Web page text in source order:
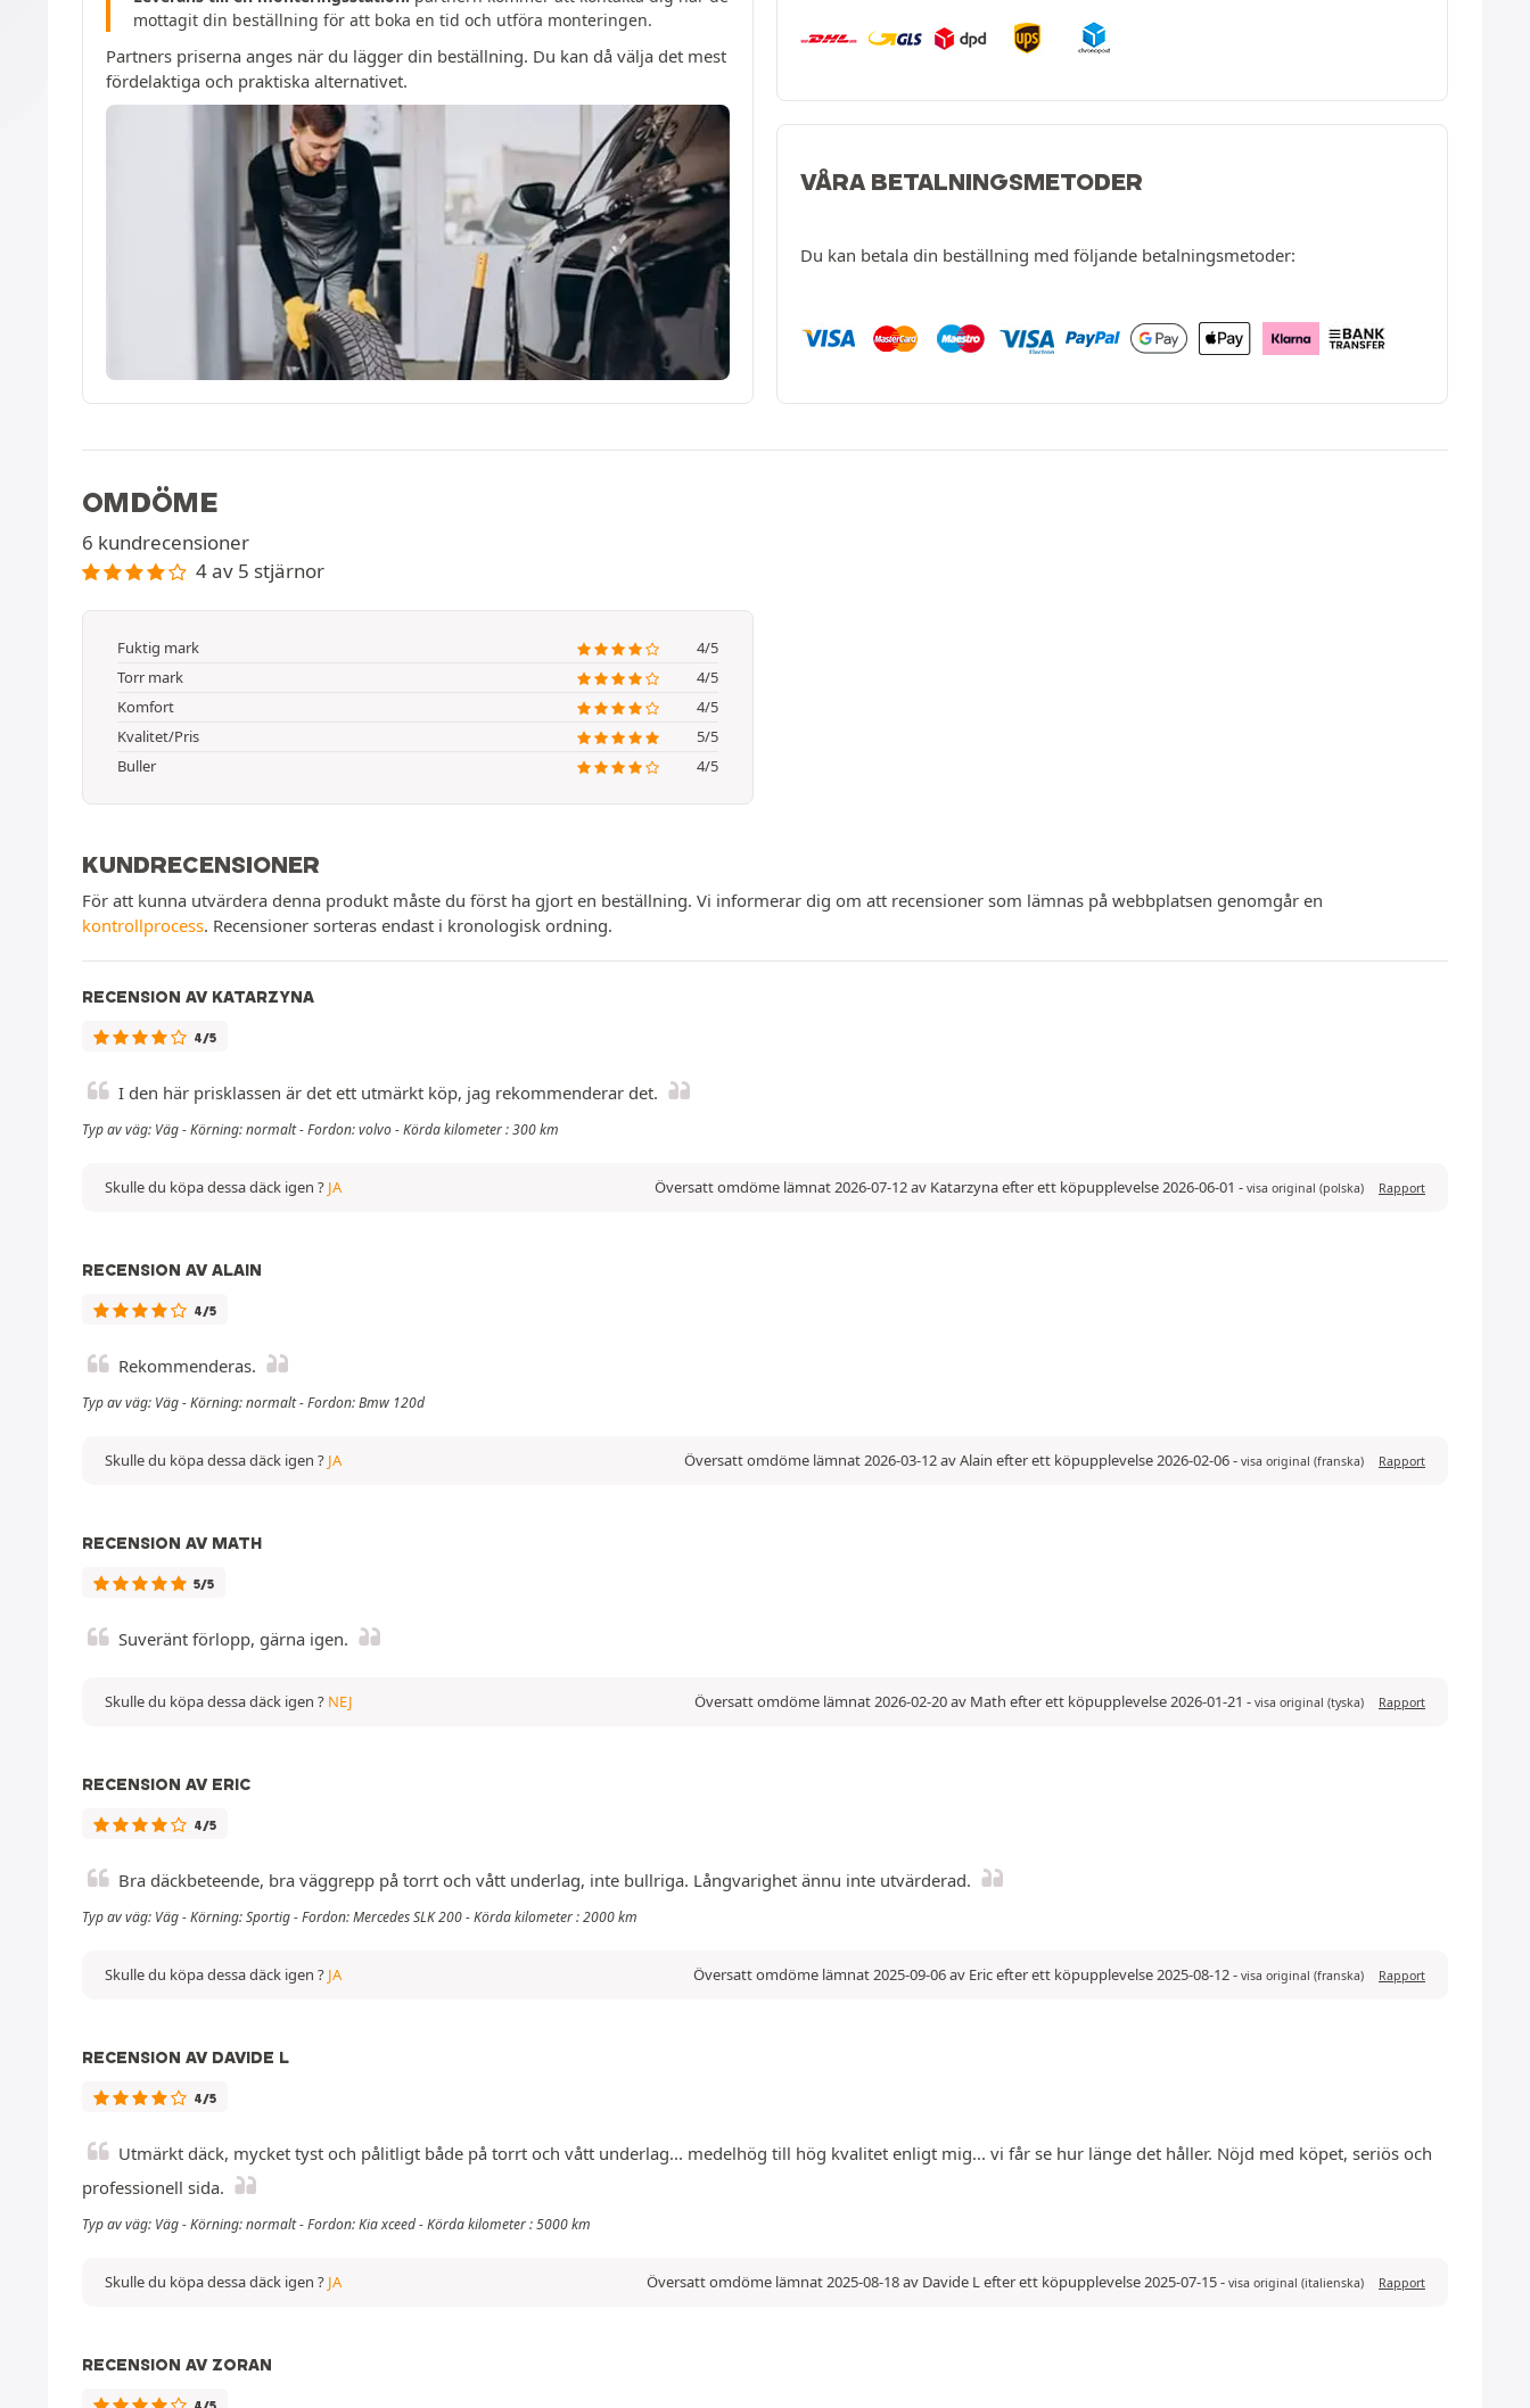
mottagit din beställning för att boka en tid och utföra monteringen.
Partners priserna anges när du lägger din beställning. Du kan då välja det mest
fördelaktiga och praktiska alternativet.
VÅRA BETALNINGSMETODER
Du kan betala din beställning med följande betalningsmetoder:
OMDÖME
6 kundrecensioner
4 av 5 stjärnor
Fuktig mark
4/5
Torr mark
4/5
Komfort
4/5
Kvalitet/Pris
5/5
Buller
4/5
KUNDRECENSIONER
För att kunna utvärdera denna produkt måste du först ha gjort en beställning. Vi informerar dig om att recensioner som lämnas på webbplatsen genomgår en
kontrollprocess. Recensioner sorteras endast i kronologisk ordning.
RECENSION AV KATARZYNA
4/5
I den här prisklassen är det ett utmärkt köp, jag rekommenderar det.
Typ av väg: Väg - Körning: normalt - Fordon: volvo - Körda kilometer : 300 km
Översatt omdöme lämnat 2026-07-12 av Katarzyna efter ett köpupplevelse 2026-06-01 - visa original (polska) Rapport
Skulle du köpa dessa däck igen ? JA
RECENSION AV ALAIN
4/5
Rekommenderas.
Typ av väg: Väg - Körning: normalt - Fordon: Bmw 120d
Översatt omdöme lämnat 2026-03-12 av Alain efter ett köpupplevelse 2026-02-06- visa original (franska) Rapport
Skulle du köpa dessa däck igen ? JA
RECENSION AV MATH
5/5
Suveränt förlopp, gärna igen.
Översatt omdöme lämnat 2026-02-20 av Math efter ett köpupplevelse 2026-01-21 - visa original (tyska) Rapport
Skulle du köpa dessa däck igen ? NEJ
RECENSION AV ERIC
4/5
Bra däckbeteende, bra väggrepp på torrt och vått underlag, inte bullriga. Långvarighet ännu inte utvärderad.
Typ av väg: Väg - Körning: Sportig - Fordon: Mercedes SLK 200 - Körda kilometer : 2000 km
Översatt omdöme lämnat 2025-09-06 av Eric efter ett köpupplevelse 2025-08-12- visa original (franska) Rapport
Skulle du köpa dessa däck igen ? JA
RECENSION AV DAVIDE L
4/5
Utmärkt däck, mycket tyst och pålitligt både på torrt och vått underlag... medelhög till hög kvalitet enligt mig... vi får se hur länge det håller. Nöjd med köpet, seriös och
professionell sida.
Typ av väg: Väg - Körning: normalt - Fordon: Kia xceed - Körda kilometer : 5000 km
Översatt omdöme lämnat 2025-08-18 av Davide L efter ett köpupplevelse 2025-07-15- visa original (italienska) Rapport
Skulle du köpa dessa däck igen ? JA
RECENSION AV ZORAN